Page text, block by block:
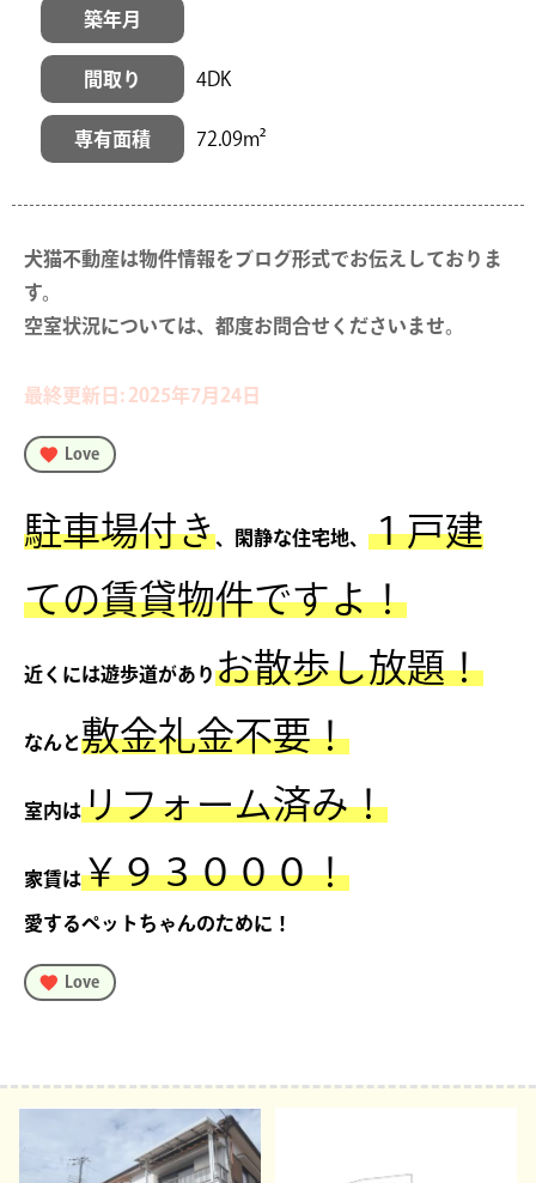
築年月
間取り 4DK
専有面積 72.09m²
犬猫不動産は物件情報をブログ形式でお伝えしておりま
す。
空室状況については、都度お問合せくださいませ。
最終更新日: 2025年7月24日
Love
駐車場付き、閑静な住宅地、 １戸建
ての賃貸物件ですよ！
近くには遊歩道がありお散歩し放題！
なんと敷金礼金不要！
室内はリフォーム済み！
家賃は￥９３０００！
愛するペットちゃんのために！
Love